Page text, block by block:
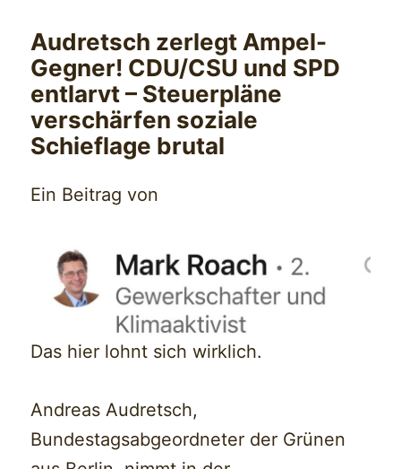
Audretsch zerlegt Ampel-
Gegner! CDU/CSU und SPD
entlarvt – Steuerpläne
verschärfen soziale
Schieflage brutal
Ein Beitrag von
Das hier lohnt sich wirklich.
Andreas Audretsch,
Bundestagsabgeordneter der Grünen